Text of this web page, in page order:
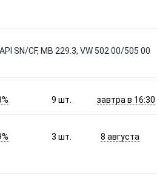
SN/CF, MB 229.3, VW 502 00/505 00
9шт. завтра в 16:30
3шт. 8 августа